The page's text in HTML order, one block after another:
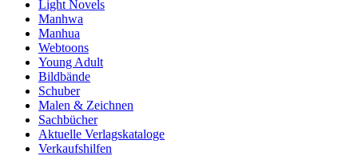
Light Novels
Manhwa
Manhua
Webtoons
Young Adult
Bildbände
Schuber
Malen & Zeichnen
Sachbücher
Aktuelle Verlagskataloge
Verkaufshilfen